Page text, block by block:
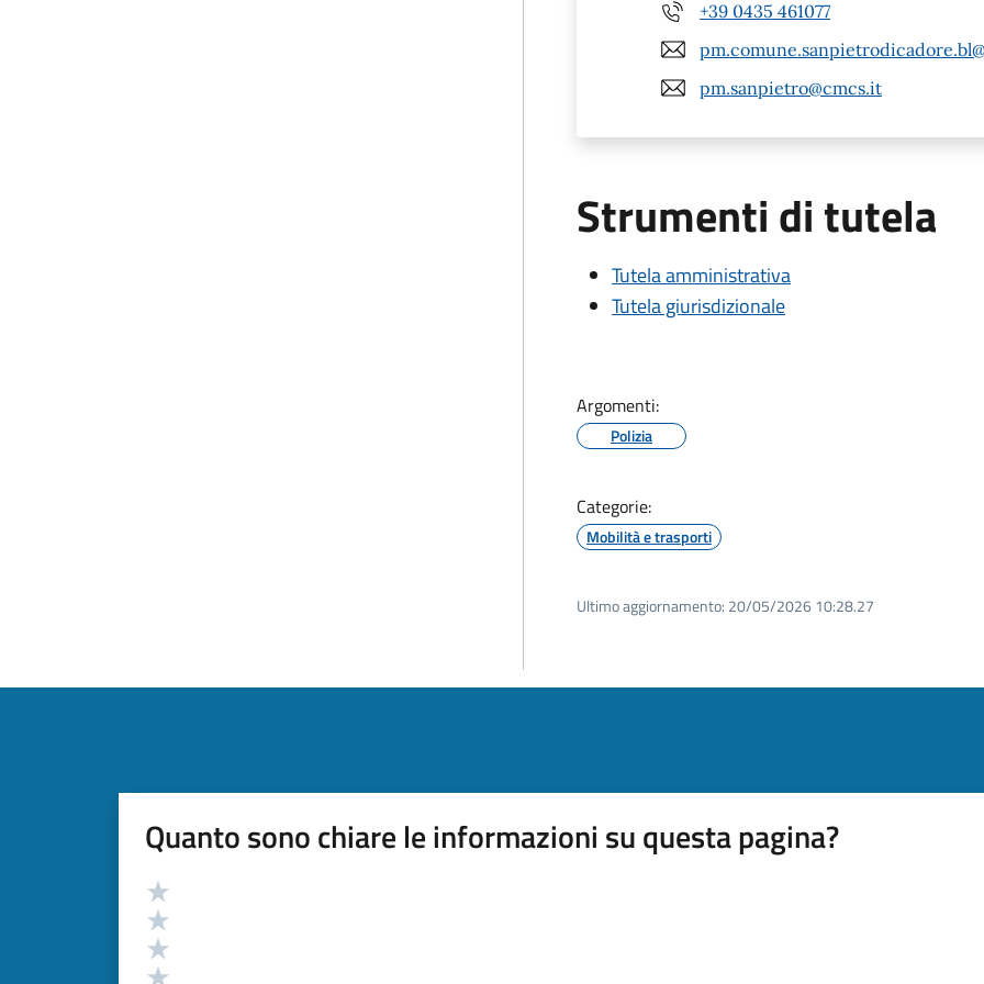
+39 0435 461077
pm.sanpietro@cmcs.it
Strumenti di tutela
Tutela amministrativa
Tutela giurisdizionale
Argomenti:
Polizia
Categorie:
Mobilità e trasporti
Ultimo aggiornamento: 20/05/2026 10:28.27
Quanto sono chiare le informazioni su questa pagina?
Valutazione